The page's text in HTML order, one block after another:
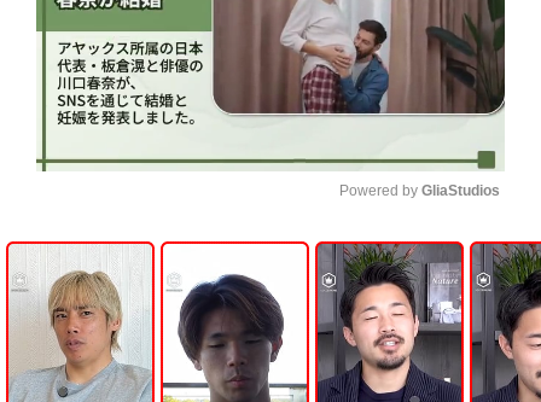
U
n
m
u
t
e
Powered by GliaStudios